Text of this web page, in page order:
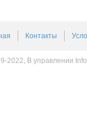
Контакты
2022, В управлении